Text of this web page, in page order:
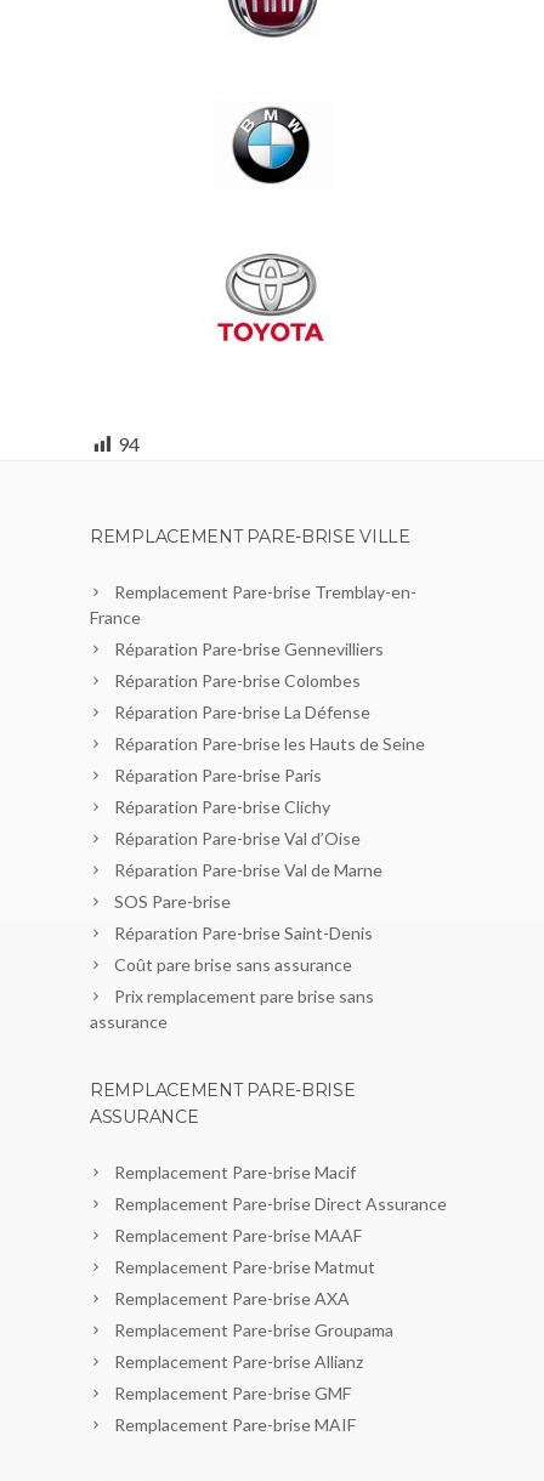
94
REMPLACEMENT PARE-BRISE VILLE
Remplacement Pare-brise Tremblay-en-
France
Réparation Pare-brise Gennevilliers
Réparation Pare-brise Colombes
Réparation Pare-brise La Défense
Réparation Pare-brise les Hauts de Seine
Réparation Pare-brise Paris
Réparation Pare-brise Clichy
Réparation Pare-brise Val d’Oise
Réparation Pare-brise Val de Marne
SOS Pare-brise
Réparation Pare-brise Saint-Denis
Coût pare brise sans assurance
Prix remplacement pare brise sans
assurance
REMPLACEMENT PARE-BRISE
ASSURANCE
Remplacement Pare-brise Macif
Remplacement Pare-brise Direct Assurance
Remplacement Pare-brise MAAF
Remplacement Pare-brise Matmut
Remplacement Pare-brise AXA
Remplacement Pare-brise Groupama
Remplacement Pare-brise Allianz
Remplacement Pare-brise GMF
Remplacement Pare-brise MAIF